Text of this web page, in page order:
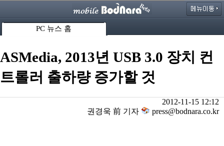
PC 뉴스 홈
ASMedia, 2013년 USB 3.0 장치 컨
트롤러 출하량 증가할 것
2012-11-15 12:12
권경욱 前 기자
press@bodnara.co.kr